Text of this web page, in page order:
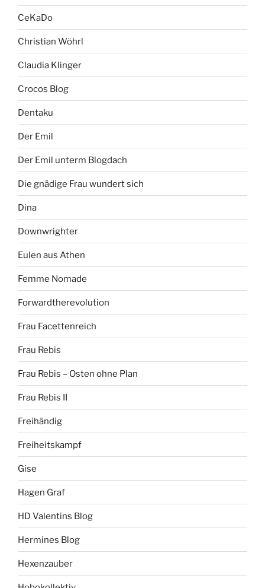
CeKaDo
Christian Wöhrl
Claudia Klinger
Crocos Blog
Dentaku
Der Emil
Der Emil unterm Blogdach
Die gnädige Frau wundert sich
Dina
Downwrighter
Eulen aus Athen
Femme Nomade
Forwardtherevolution
Frau Facettenreich
Frau Rebis
Frau Rebis – Osten ohne Plan
Frau Rebis II
Freihändig
Freiheitskampf
Gise
Hagen Graf
HD Valentins Blog
Hermines Blog
Hexenzauber